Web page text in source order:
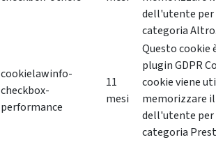
dell'utente per
categoria Altro.
cookielawinfo-
checkbox-
performance
11
mesi
Questo cookie
plugin GDPR
cookie viene
memorizzare
dell'utente per
categoria